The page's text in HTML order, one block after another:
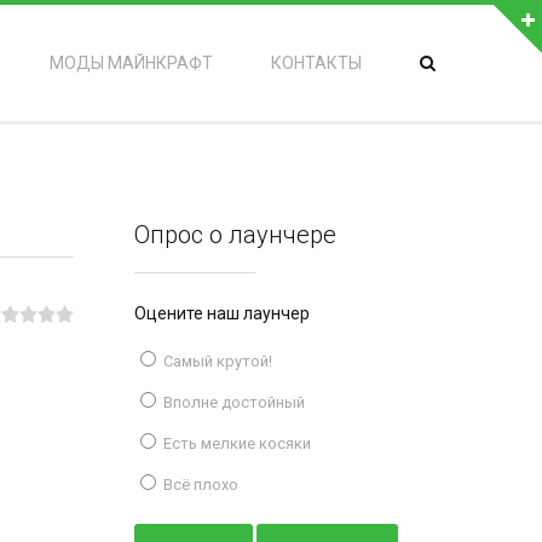
МОДЫ МАЙНКРАФТ КОНТАКТЫ
Опрос о лаунчере
Оцените наш лаунчер
Самый крутой!
Вполне достойный
Есть мелкие косяки
Всё плохо